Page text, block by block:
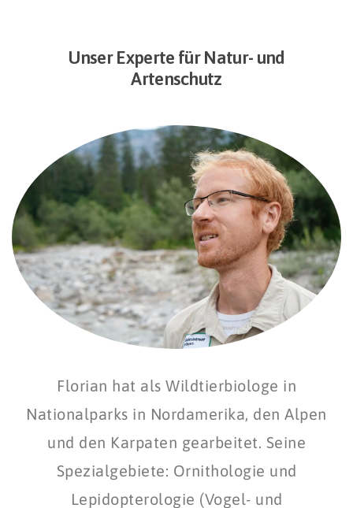
Unser Experte für Natur- und
Artenschutz
Florian hat als Wildtierbiologe in
Nationalparks in Nordamerika, den Alpen
und den Karpaten gearbeitet. Seine
Spezialgebiete: Ornithologie und
Lepidopterologie (Vogel- und